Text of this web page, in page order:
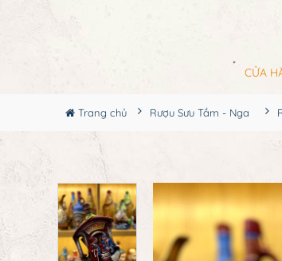
CỬA
Trang chủ Rượu Sưu Tầm - Nga